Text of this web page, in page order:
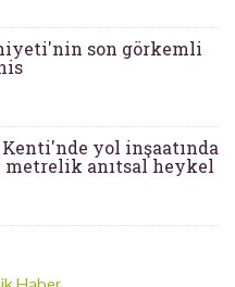
son görkemli
yol inşaatında
metrelik anıtsal heykel